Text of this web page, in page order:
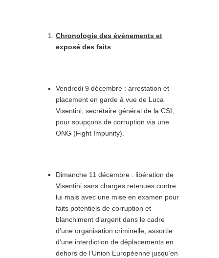
Chronologie des évènements et
exposé des faits
Vendredi 9 décembre : arrestation et
placement en garde à vue de Luca
Visentini, secrétaire général de la CSI,
pour soupçons de corruption via une
ONG (Fight Impunity).
Dimanche 11 décembre : libération de
Visentini sans charges retenues contre
lui mais avec une mise en examen pour
faits potentiels de corruption et
blanchiment d’argent dans le cadre
d’une organisation criminelle, assortie
d’une interdiction de déplacements en
dehors de l’Union Européenne jusqu’en